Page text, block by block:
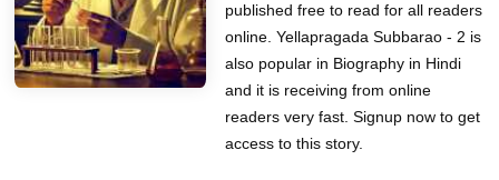
published free to read for all readers
online. Yellapragada Subbarao - 2 is
also popular in Biography in Hindi
and it is receiving from online
readers very fast. Signup now to get
access to this story.